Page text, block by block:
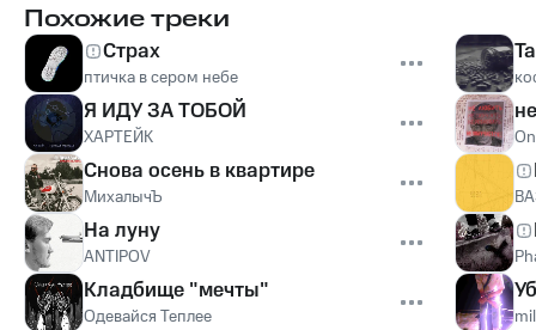
Похожие треки
Страх
птичка в сером небе
Я ИДУ ЗА ТОБОЙ
ХАРТЕЙК
Снова осень в квартире
МихалычЪ
На луну
ANTIPOV
Кладбище "мечты"
Одевайся Теплее